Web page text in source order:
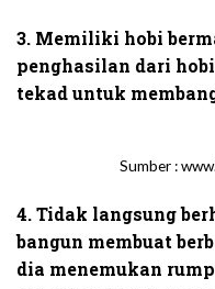
3. Memiliki hobi
penghasilan dari
tekad untuk
Sumber :
4. Tidak langsung
bangun membuat
dia menemukan